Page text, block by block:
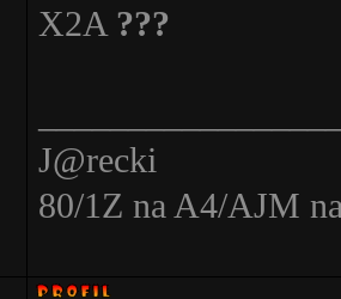
X2A ???
J@recki
80/1Z na A4/AJM